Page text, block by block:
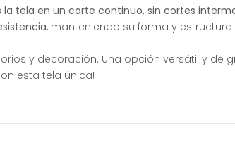
tela en un corte continuo, sin cortes
, manteniendo su forma y
y decoración. Una opción versátil y de
esta tela única!